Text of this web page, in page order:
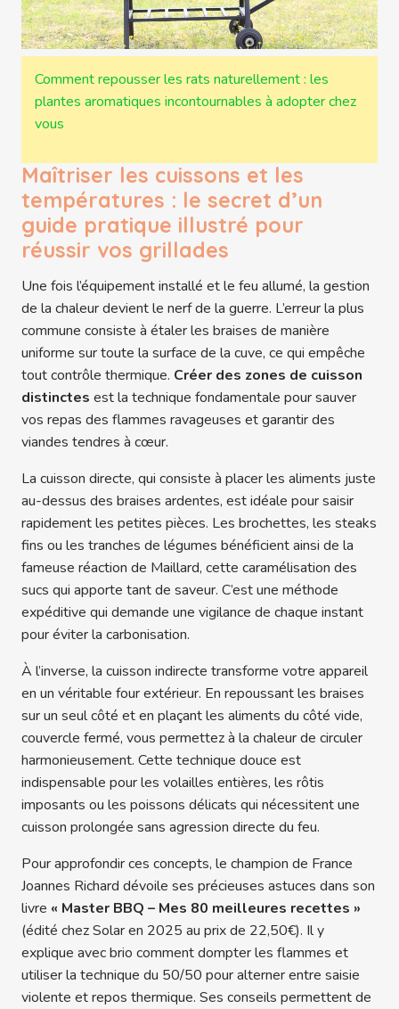
Comment repousser les rats naturellement : les
plantes aromatiques incontournables à adopter chez
vous
Maîtriser les cuissons et les
températures : le secret d’un
guide pratique illustré pour
réussir vos grillades
Une fois l’équipement installé et le feu allumé, la gestion
de la chaleur devient le nerf de la guerre. L’erreur la plus
commune consiste à étaler les braises de manière
uniforme sur toute la surface de la cuve, ce qui empêche
tout contrôle thermique. Créer des zones de cuisson
distinctes est la technique fondamentale pour sauver
vos repas des flammes ravageuses et garantir des
viandes tendres à cœur.
La cuisson directe, qui consiste à placer les aliments juste
au-dessus des braises ardentes, est idéale pour saisir
rapidement les petites pièces. Les brochettes, les steaks
fins ou les tranches de légumes bénéficient ainsi de la
fameuse réaction de Maillard, cette caramélisation des
sucs qui apporte tant de saveur. C’est une méthode
expéditive qui demande une vigilance de chaque instant
pour éviter la carbonisation.
À l’inverse, la cuisson indirecte transforme votre appareil
en un véritable four extérieur. En repoussant les braises
sur un seul côté et en plaçant les aliments du côté vide,
couvercle fermé, vous permettez à la chaleur de circuler
harmonieusement. Cette technique douce est
indispensable pour les volailles entières, les rôtis
imposants ou les poissons délicats qui nécessitent une
cuisson prolongée sans agression directe du feu.
Pour approfondir ces concepts, le champion de France
Joannes Richard dévoile ses précieuses astuces dans son
livre « Master BBQ – Mes 80 meilleures recettes »
(édité chez Solar en 2025 au prix de 22,50€). Il y
explique avec brio comment dompter les flammes et
utiliser la technique du 50/50 pour alterner entre saisie
violente et repos thermique. Ses conseils permettent de